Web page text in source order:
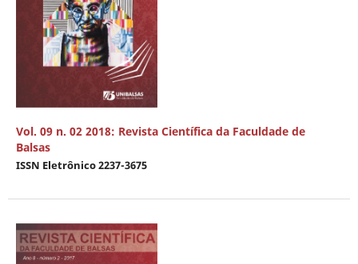
Vol. 09 n. 02 2018: Revista Científica da Faculdade de
Balsas
ISSN Eletrônico 2237-3675